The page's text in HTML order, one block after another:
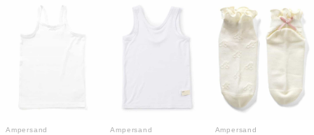
Ampersand
Ampersand
Ampersand